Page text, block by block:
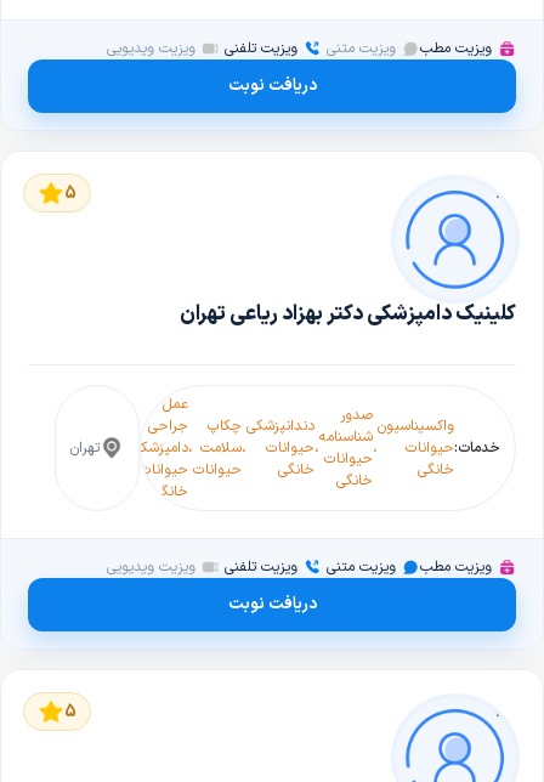
ویزیت مطب ویزیت متنی ویزیت تلفنی ویزیت ویدیویی
دریافت نوبت
5
کلینیک دامپزشکی دکتر بهزاد ریاعی تهران
خدمات:
واکسیناسیون
حیوانات
خانگی
،
صدور
شناسنامه
حیوانات
خانگی
،
دندانپزشکی
حیوانات
خانگی
،
چکاپ
سلامت
حیوانات
،
عمل
جراحی
دامپزشکی
حیوانات
خانگی
سازی
حیوانات،حیواناتتهران
ویزیت مطب ویزیت متنی ویزیت تلفنی ویزیت ویدیویی
دریافت نوبت
5